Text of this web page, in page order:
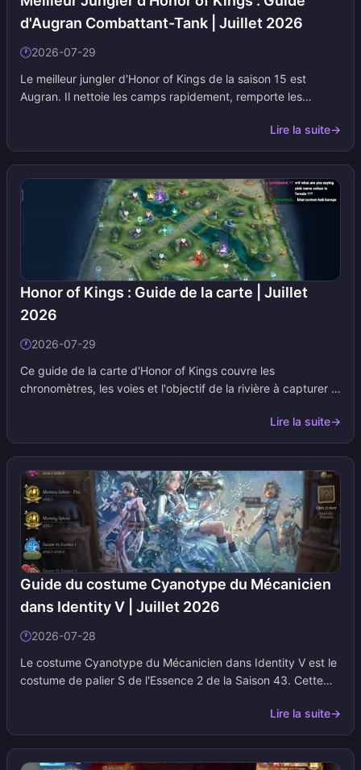
d'Augran Combattant-Tank | Juillet 2026
🕐2026-07-29
Le meilleur jungler d'Honor of Kings de la saison 15 est
Augran. Il nettoie les camps rapidement, remporte les
lorsque les assassins fragiles s'essoufflent. Ajoutez cette
page à vos favoris ; nous mettons à jour les tableaux de
build et les notes de jungle à chaque mise à jour.
Lire la suite→
Honor of Kings : Guide de la carte | Juillet
2026
🕐2026-07-29
Ce guide de la carte d'Honor of Kings couvre les
chronomètres, les voies et l'objectif de la rivière à capturer à
à jour les fenêtres d'apparition, les valeurs des buffs et les
priorités de phase à chaque changement de saison.
Lire la suite→
Guide du costume Cyanotype du Mécanicien
dans Identity V | Juillet 2026
🕐2026-07-28
Le costume Cyanotype du Mécanicien dans Identity V est le
costume de palier S de l'Essence 2 de la Saison 43. Cette
les budgets en Identity V Echoes et les visuels en jeu.
Revenez lorsque la période de l'essence changera ; nous
mettons les tableaux régulièrement à jour.
Lire la suite→